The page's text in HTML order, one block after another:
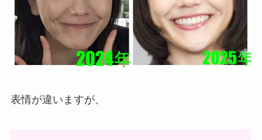
表情が違いますが、